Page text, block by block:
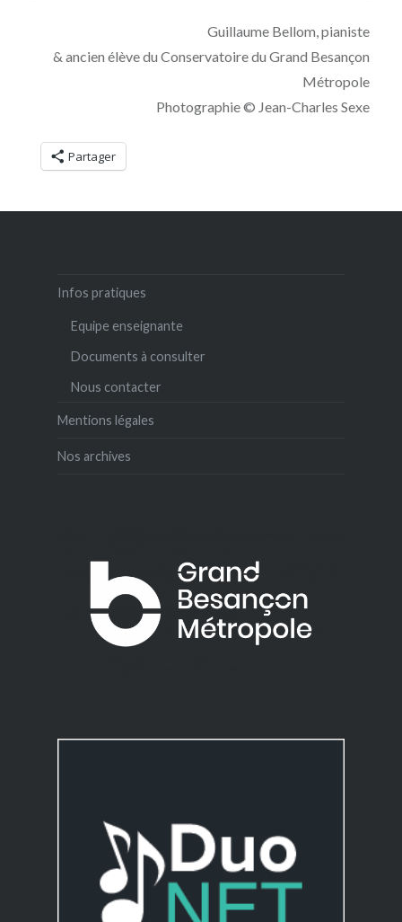
Guillaume Bellom, pianiste
& ancien élève du Conservatoire du Grand Besançon
Métropole
Photographie © Jean-Charles Sexe
Partager
Infos pratiques
Equipe enseignante
Documents à consulter
Nous contacter
Mentions légales
Nos archives